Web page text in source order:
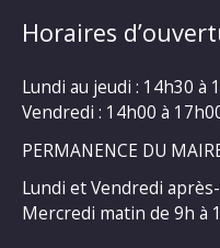
Horaires
Lundi au jeudi : 14h30 à
Vendredi : 14h00 à
PERMANENCE DU
Lundi et Vendredi
Mercredi matin de 9h à